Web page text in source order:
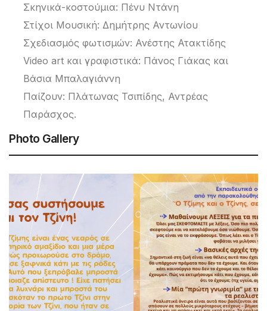
Σκηνικά-κοστούμια: Πένυ Ντάνη
Στίχοι Μουσική: Δημήτρης Αντωνίου
Σχεδιασμός φωτισμών: Ανέστης Ατακτίδης
Video art και γραφιστικά: Πάνος Γιάκας και
Βάσια Μπαλαγιάννη
Παίζουν: Πλάτωνας Τσιπίδης, Αντρέας
Παράσχος.
Photo Gallery